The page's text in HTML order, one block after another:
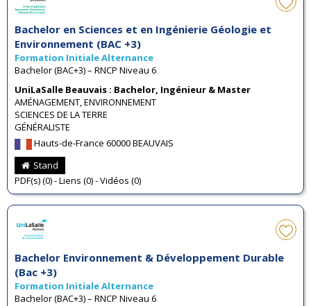
Bachelor en Sciences et en Ingénierie Géologie et
Environnement (BAC +3)
Formation Initiale Alternance
Bachelor (BAC+3) – RNCP Niveau 6
UniLaSalle Beauvais : Bachelor, Ingénieur & Master
AMÉNAGEMENT, ENVIRONNEMENT
SCIENCES DE LA TERRE
GÉNÉRALISTE
Hauts-de-France 60000 BEAUVAIS
Stand
PDF(s) (0) - Liens (0) - Vidéos (0)
Bachelor Environnement & Développement Durable
(Bac +3)
Formation Initiale Alternance
Bachelor (BAC+3) – RNCP Niveau 6